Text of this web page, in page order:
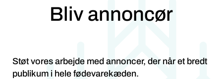
Bliv annoncør
Støt vores arbejde med annoncer, der når et bredt
publikum i hele fødevarekæden.